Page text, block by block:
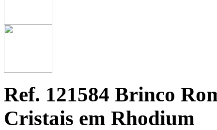
Ref. 121584 Brinco
Cristais em Rhodium